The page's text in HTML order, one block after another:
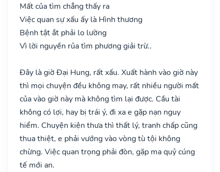
Mất của tìm chẳng thấy ra
Việc quan sự xấu ấy là Hình thương
Bệnh tật ắt phải lo lường
Vì lời nguyền rủa tìm phương giải trừ..
Đây là giờ Đại Hung, rất xấu. Xuất hành vào giờ này
thì mọi chuyện đều không may, rất nhiều người mất
của vào giờ này mà không tìm lại được. Cầu tài
không có lợi, hay bị trái ý, đi xa e gặp nạn nguy
hiểm. Chuyện kiện thưa thì thất lý, tranh chấp cũng
thua thiệt, e phải vướng vào vòng tù tội không
chừng. Việc quan trọng phải đòn, gặp ma quỷ cúng
tế mới an.